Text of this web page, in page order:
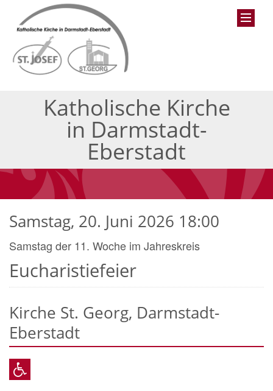
Katholische Kirche
in Darmstadt-
Eberstadt
Eucharistiefeier
Samstag, 20. Juni 2026 18:00
Samstag der 11. Woche im Jahreskreis
Kirche St. Georg, Darmstadt-
Eberstadt